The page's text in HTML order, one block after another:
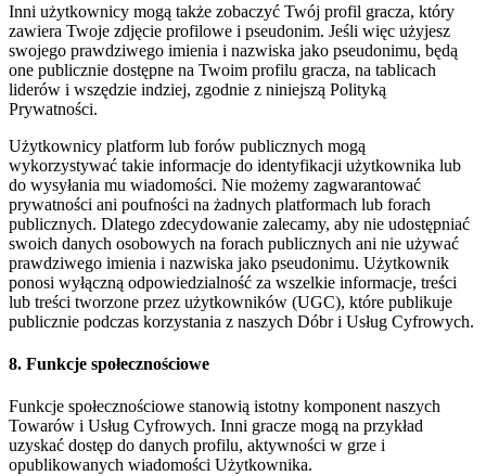
Inni użytkownicy mogą także zobaczyć Twój profil gracza, który
zawiera Twoje zdjęcie profilowe i pseudonim. Jeśli więc użyjesz
swojego prawdziwego imienia i nazwiska jako pseudonimu, będą
one publicznie dostępne na Twoim profilu gracza, na tablicach
liderów i wszędzie indziej, zgodnie z niniejszą Polityką
Prywatności.
Użytkownicy platform lub forów publicznych mogą
wykorzystywać takie informacje do identyfikacji użytkownika lub
do wysyłania mu wiadomości. Nie możemy zagwarantować
prywatności ani poufności na żadnych platformach lub forach
publicznych. Dlatego zdecydowanie zalecamy, aby nie udostępniać
swoich danych osobowych na forach publicznych ani nie używać
prawdziwego imienia i nazwiska jako pseudonimu. Użytkownik
ponosi wyłączną odpowiedzialność za wszelkie informacje, treści
lub treści tworzone przez użytkowników (UGC), które publikuje
publicznie podczas korzystania z naszych Dóbr i Usług Cyfrowych.
8. Funkcje społecznościowe
Funkcje społecznościowe stanowią istotny komponent naszych
Towarów i Usług Cyfrowych. Inni gracze mogą na przykład
uzyskać dostęp do danych profilu, aktywności w grze i
opublikowanych wiadomości Użytkownika.